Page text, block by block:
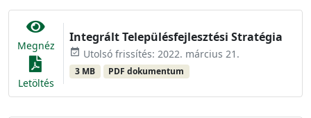
Megnéz
Letöltés
Integrált Településfejlesztési Stratégia
event_available Utolsó frissítés: 2022. március 21.
3 MB PDF dokumentum